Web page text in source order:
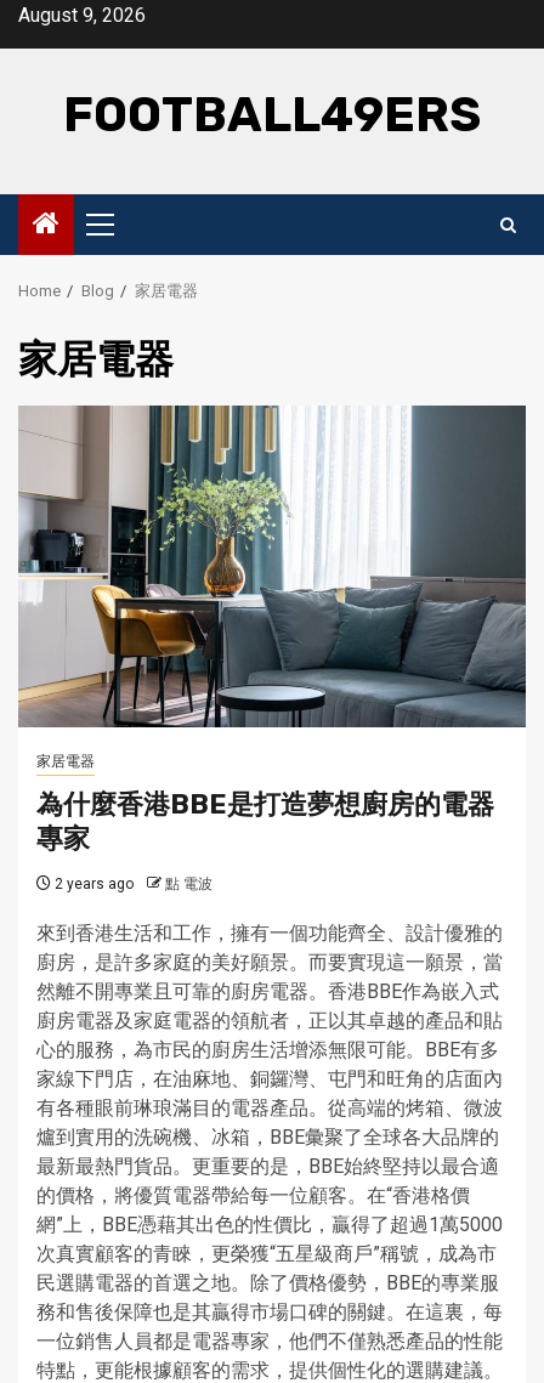
SkipAugust 9, 2026
FOOTBALL49ERS
Primary
Menu
Home Blog 家居電器
家居電器
家居電器
為什麼香港BBE是打造夢想廚房的電器
專家
2 years ago 點 電波
來到香港生活和工作，擁有一個功能齊全、設計優雅的
廚房，是許多家庭的美好願景。而要實現這一願景，當
然離不開專業且可靠的廚房電器。香港BBE作為嵌入式
廚房電器及家庭電器的領航者，正以其卓越的產品和貼
心的服務，為市民的廚房生活增添無限可能。BBE有多
家線下門店，在油麻地、銅鑼灣、屯門和旺角的店面內
有各種眼前琳琅滿目的電器產品。從高端的烤箱、微波
爐到實用的洗碗機、冰箱，BBE彙聚了全球各大品牌的
最新最熱門貨品。更重要的是，BBE始終堅持以最合適
的價格，將優質電器帶給每一位顧客。在“香港格價
網”上，BBE憑藉其出色的性價比，贏得了超過1萬5000
次真實顧客的青睞，更榮獲“五星級商戶”稱號，成為市
民選購電器的首選之地。除了價格優勢，BBE的專業服
務和售後保障也是其贏得市場口碑的關鍵。在這裏，每
一位銷售人員都是電器專家，他們不僅熟悉產品的性能
特點，更能根據顧客的需求，提供個性化的選購建議。